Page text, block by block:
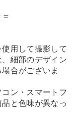
用して撮影して
細部のデザイン
合がございま
ン・スマートフ
と色味が異なっ